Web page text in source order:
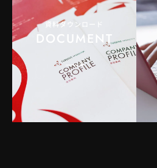
資料ダウンロード
DOCUMENT